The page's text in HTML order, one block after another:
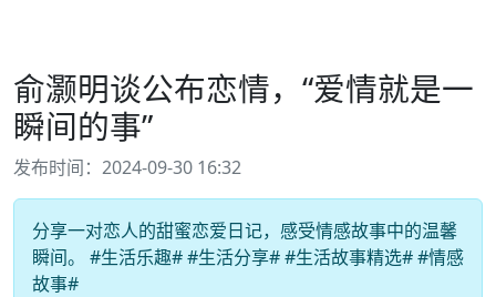
俞灏明谈公布恋情，“爱情就是一
瞬间的事”
发布时间：2024-09-30 16:32
分享一对恋人的甜蜜恋爱日记，感受情感故事中的温馨
瞬间。 #生活乐趣# #生活分享# #生活故事精选# #情感
故事#